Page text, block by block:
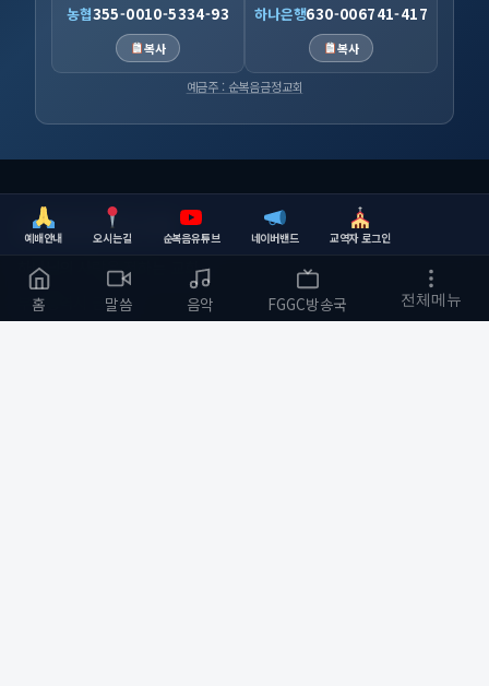
농협355-0010-5334-93
복사
하나은행630-006741-417
복사
예금주 : 순복음금정교회
순복음금정교회
하나님의 사랑을 전하는 교회
부산광역시 금정구
개발자 :bmfood@kakao.com
예배안내 오시는길 순복음유튜브 네이버밴드 교역자 로그인
홈 말씀 음악 FGGC방송국 전체메뉴